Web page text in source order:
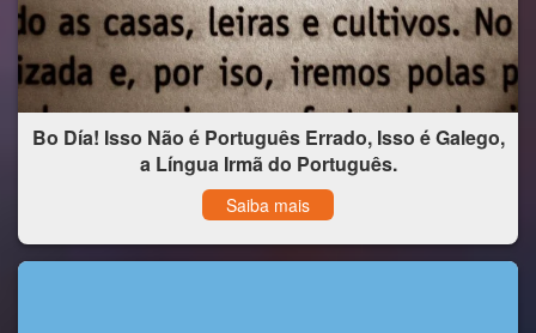
Bo Día! Isso Não é Português Errado, Isso é Galego,
a Língua Irmã do Português.
Saiba mais